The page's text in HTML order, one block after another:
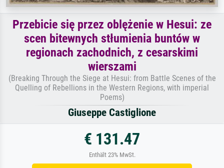
Przebicie się przez oblężenie w Hesui: ze
scen bitewnych stłumienia buntów w
regionach zachodnich, z cesarskimi
wierszami
(Breaking Through the Siege at Hesui: from Battle Scenes of the
Quelling of Rebellions in the Western Regions, with imperial
Poems)
Giuseppe Castiglione
€ 131.47
Enthält 23% MwSt.